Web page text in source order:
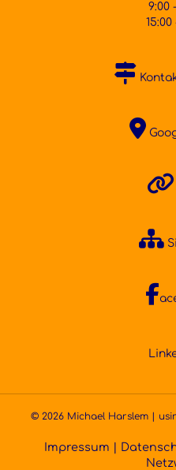
9:00
15:00
© 2026 Michael Harslem |
Impressum